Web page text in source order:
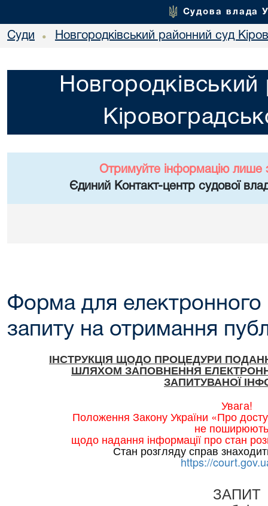
Судова влада
Суди • Новгородківський районний суд
Отримуйте інформацію лише
Єдиний Контакт-центр судової
Форма для електронного
запиту на отримання